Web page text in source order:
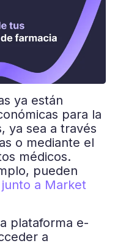
ya están
para la
ya sea a través
o mediante el
médicos.
pueden
a Market
plataforma e-
a